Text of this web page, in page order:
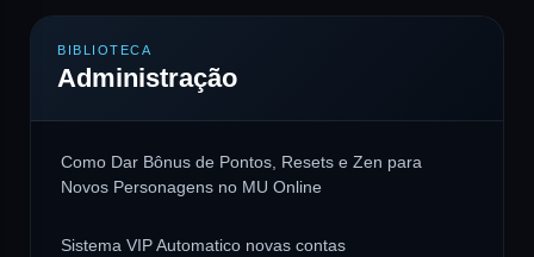
BIBLIOTECA
Administração
Como Dar Bônus de Pontos, Resets e Zen para
Novos Personagens no MU Online
Sistema VIP Automatico novas contas